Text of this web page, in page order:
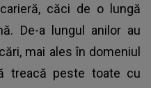
căci de o lungă
De-a lungul anilor au
mai ales în domeniul
treacă peste toate cu